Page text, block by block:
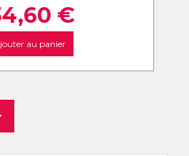
€
au panier